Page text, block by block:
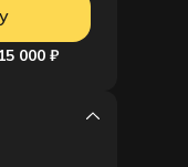
15 000 ₽